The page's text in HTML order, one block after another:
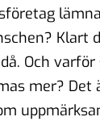
Klart
Och
mer? Det